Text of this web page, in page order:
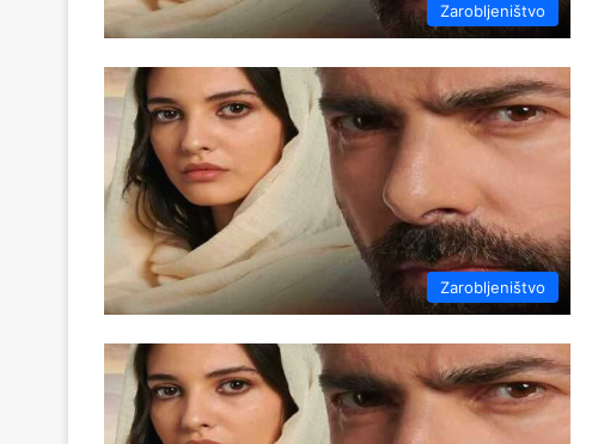
Zarobljeništvo
Zarobljeništvo